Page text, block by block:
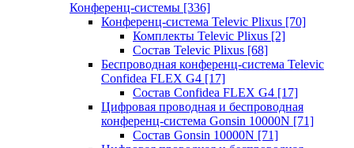
Конференц-системы [336]
Конференц-система Televic Plixus [70]
Комплекты Televic Plixus [2]
Состав Televic Plixus [68]
Беспроводная конференц-система Televic
Confidea FLEX G4 [17]
Состав Confidea FLEX G4 [17]
Цифровая проводная и беспроводная
конференц-система Gonsin 10000N [71]
Состав Gonsin 10000N [71]